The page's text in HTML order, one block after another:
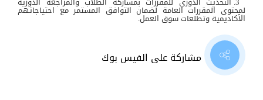
لمحتوى المقررات العامة لضمان التوافق المستمر مع احتياجاتهم
الأكاديمية وتطلعات سوق العمل.
مشاركة على الفيس بوك